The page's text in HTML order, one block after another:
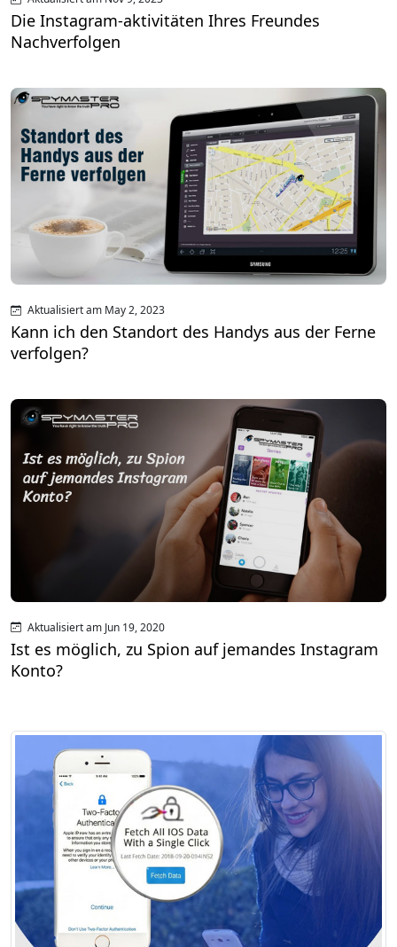
Die Instagram-aktivitäten Ihres Freundes
Nachverfolgen
Aktualisiert am May 2, 2023
Kann ich den Standort des Handys aus der Ferne
verfolgen?
Aktualisiert am Jun 19, 2020
Ist es möglich, zu Spion auf jemandes Instagram
Konto?